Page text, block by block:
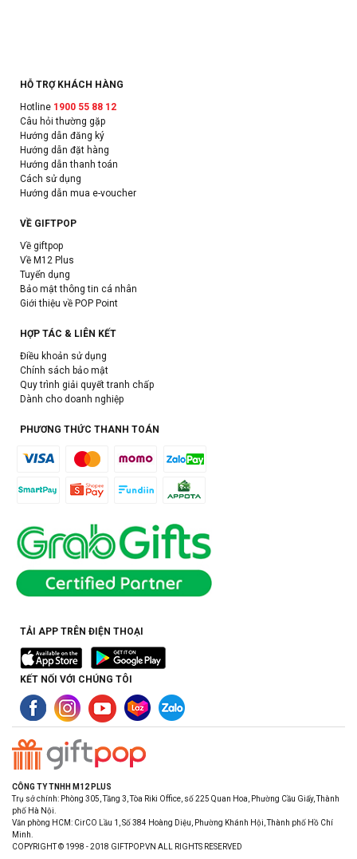
HỖ TRỢ KHÁCH HÀNG
Hotline 1900 55 88 12
Câu hỏi thường gặp
Hướng dẫn đăng ký
Hướng dẫn đặt hàng
Hướng dẫn thanh toán
Cách sử dụng
Hướng dẫn mua e-voucher
VỀ GIFTPOP
Về giftpop
Về M12 Plus
Tuyển dụng
Bảo mật thông tin cá nhân
Giới thiệu về POP Point
HỢP TÁC & LIÊN KẾT
Điều khoản sử dụng
Chính sách bảo mật
Quy trình giải quyết tranh chấp
Dành cho doanh nghiệp
PHƯƠNG THỨC THANH TOÁN
TẢI APP TRÊN ĐIỆN THOẠI
KẾT NỐI VỚI CHÚNG TÔI
CÔNG TY TNHH M12 PLUS
Trụ sở chính: Phòng 305, Tầng 3, Tòa Riki Office, số 225 Quan Hoa, Phường Cầu Giấy, Thành
phố Hà Nội.
Văn phòng HCM: CirCO Lầu 1, Số 384 Hoàng Diệu, Phường Khánh Hội, Thành phố Hồ Chí
Minh.
COPYRIGHT © 1998 - 2018 GIFTPOP.VN ALL RIGHTS RESERVED